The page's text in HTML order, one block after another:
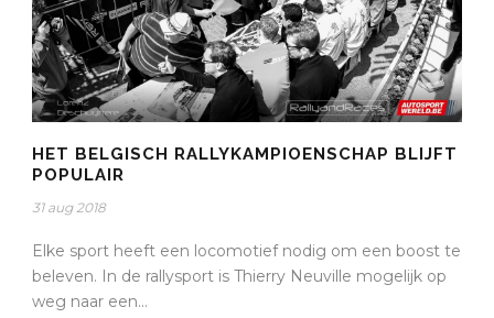
HET BELGISCH RALLYKAMPIOENSCHAP BLIJFT
POPULAIR
31 aug 2018
Elke sport heeft een locomotief nodig om een boost te
beleven. In de rallysport is Thierry Neuville mogelijk op
weg naar een...